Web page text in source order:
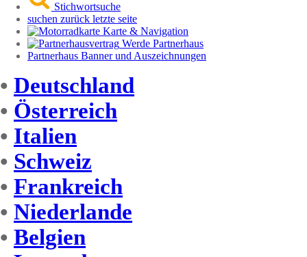
Stichwortsuche
suchen zurück letzte seite
Karte & Navigation
Werde Partnerhaus
Partnerhaus Banner und Auszeichnungen
• Deutschland
• Österreich
• Italien
• Schweiz
• Frankreich
• Niederlande
• Belgien